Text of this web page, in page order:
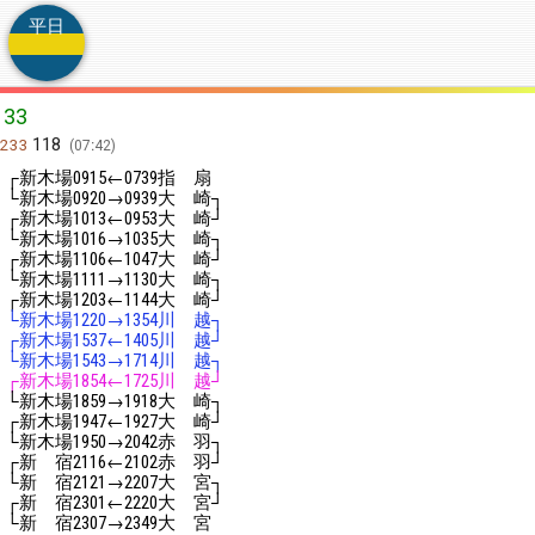
平日
33
233 118 07:42
┌新木場0915←0739指 扇
└新木場0920→0939大 崎┐
┌新木場1013←0953大 崎┘
└新木場1016→1035大 崎┐
┌新木場1106←1047大 崎┘
└新木場1111 →1130大 崎┐
┌新木場1203←1144大 崎┘
└新木場1220→1354川 越┐
┌新木場1537←1405川 越┘
└新木場1543→1714川 越┐
┌新木場1854←1725川 越┘
└新木場1859→1918大 崎┐
┌新木場1947←1927大 崎┘
└新木場1950→2042赤 羽┐
┌新 宿2116←2102赤 羽┘
└新 宿2121 →2207大 宮┐
┌新 宿2301 ←2220大 宮┘
└新 宿2307→2349大 宮